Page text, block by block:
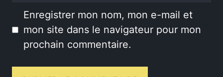
Enregistrer mon nom, mon e-mail et
mon site dans le navigateur pour mon
prochain commentaire.